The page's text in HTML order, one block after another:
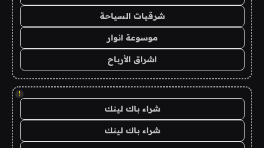
شرقيات السياحة
موسوعة انوار
اشراق الأرباح
!
شراء باك لينك
شراء باك لينك